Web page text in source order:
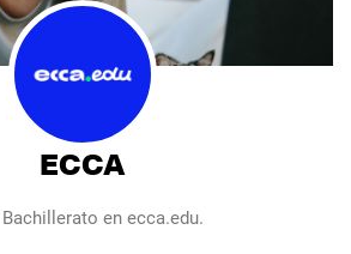
ECCA
en ecca.edu.